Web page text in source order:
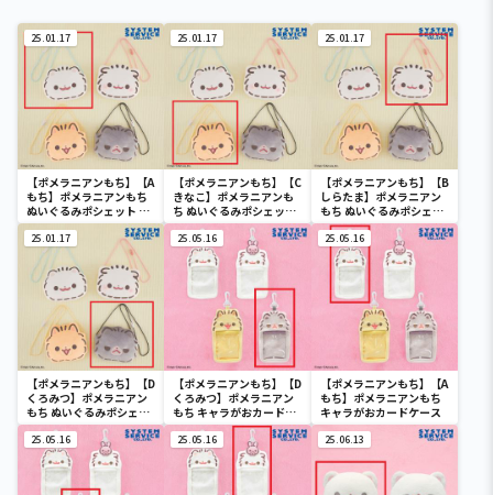
25.01.17
【ポメラニアンもち】【A
もち】ポメラニアンもち
ぬいぐるみポシェット フ
ェイスver.
25.01.17
【ポメラニアンもち】【C
きなこ】ポメラニアンも
ち ぬいぐるみポシェット
フェイスver.
25.01.17
【ポメラニアンもち】【B
しらたま】ポメラニアン
もち ぬいぐるみポシェッ
ト フェイスver.
25.01.17
【ポメラニアンもち】【D
くろみつ】ポメラニアン
もち ぬいぐるみポシェッ
ト フェイスver.
25.05.16
【ポメラニアンもち】【D
くろみつ】ポメラニアン
もち キャラがおカードケ
ース
25.05.16
【ポメラニアンもち】【A
もち】ポメラニアンもち
キャラがおカードケース
25.05.16 25.05.16 25.06.13